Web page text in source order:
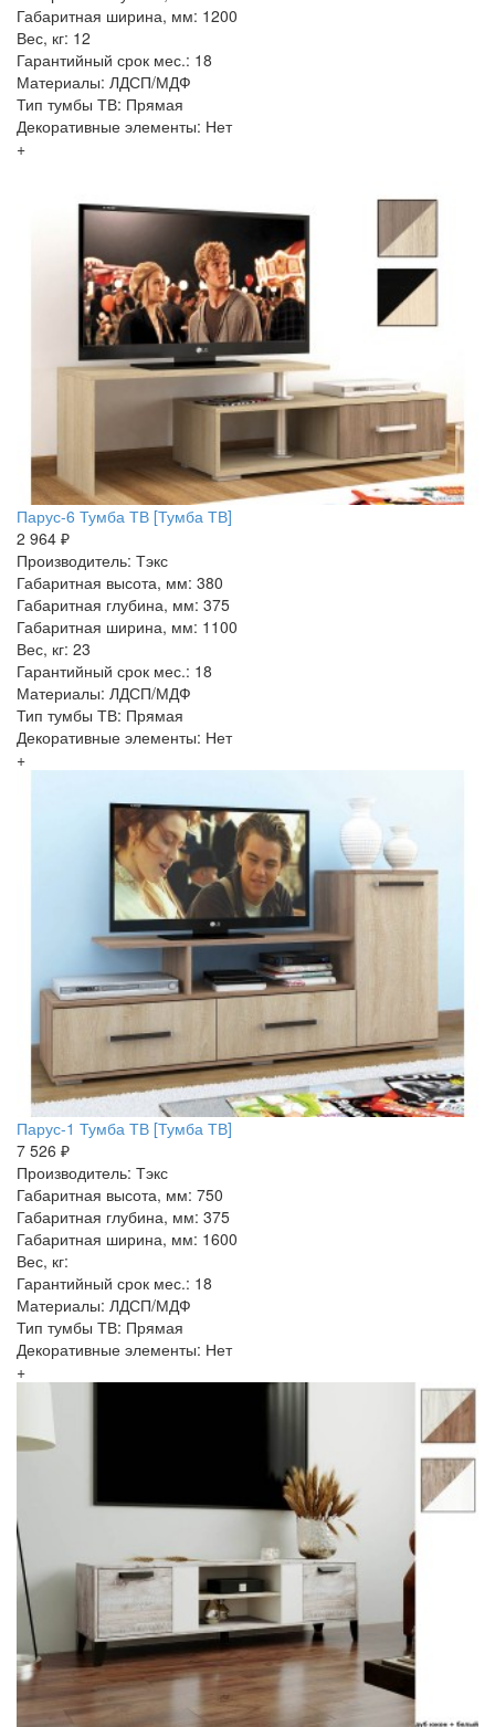
Габаритная ширина, мм: 1200
Вес, кг: 12
Гарантийный срок мес.: 18
Материалы: ЛДСП/МДФ
Тип тумбы ТВ: Прямая
Декоративные элементы: Нет
+
Парус-6 Тумба ТВ [Тумба ТВ]
2 964 ₽
Производитель: Тэкс
Габаритная высота, мм: 380
Габаритная глубина, мм: 375
Габаритная ширина, мм: 1100
Вес, кг: 23
Гарантийный срок мес.: 18
Материалы: ЛДСП/МДФ
Тип тумбы ТВ: Прямая
Декоративные элементы: Нет
+
Парус-1 Тумба ТВ [Тумба ТВ]
7 526 ₽
Производитель: Тэкс
Габаритная высота, мм: 750
Габаритная глубина, мм: 375
Габаритная ширина, мм: 1600
Вес, кг:
Гарантийный срок мес.: 18
Материалы: ЛДСП/МДФ
Тип тумбы ТВ: Прямая
Декоративные элементы: Нет
+